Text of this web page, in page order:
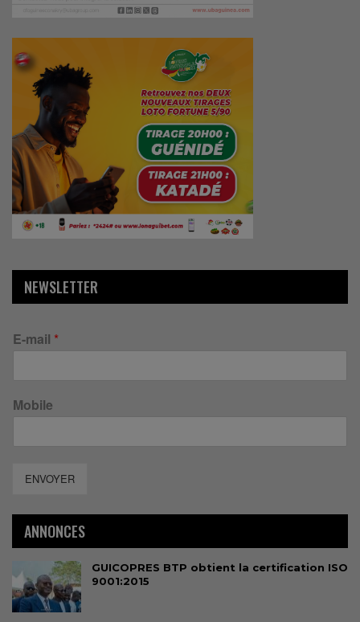
NEWSLETTER
E-mail *
Mobile
ENVOYER
ANNONCES
GUICOPRES BTP obtient la certification ISO
9001:2015